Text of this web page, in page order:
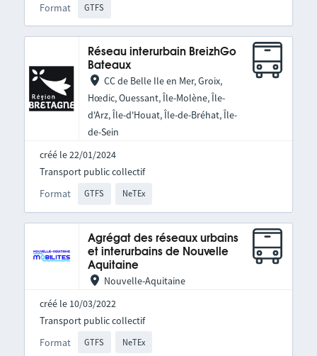
Format GTFS
Réseau interurbain BreizhGo
Bateaux
CC de Belle Ile en Mer, Groix,
Hœdic, Ouessant, Île-Molène, Île-
d'Arz, Île-d'Houat, Île-de-Bréhat, Île-
de-Sein
créé le 22/01/2024
Format GTFS NeTEx
Transport public collectif
Agrégat des réseaux urbains
et interurbains de Nouvelle
Aquitaine
Nouvelle-Aquitaine
créé le 10/03/2022
Format GTFS NeTEx
Transport public collectif